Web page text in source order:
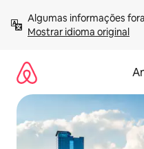
para
Mostrar idioma original